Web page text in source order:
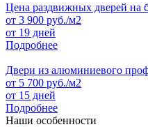
Цена раздвижных дверей на
от 3 900 руб./м2
от 19 дней
Подробнее
Двери из алюминиевого
от 5 700 руб./м2
от 15 дней
Подробнее
Наши особенности